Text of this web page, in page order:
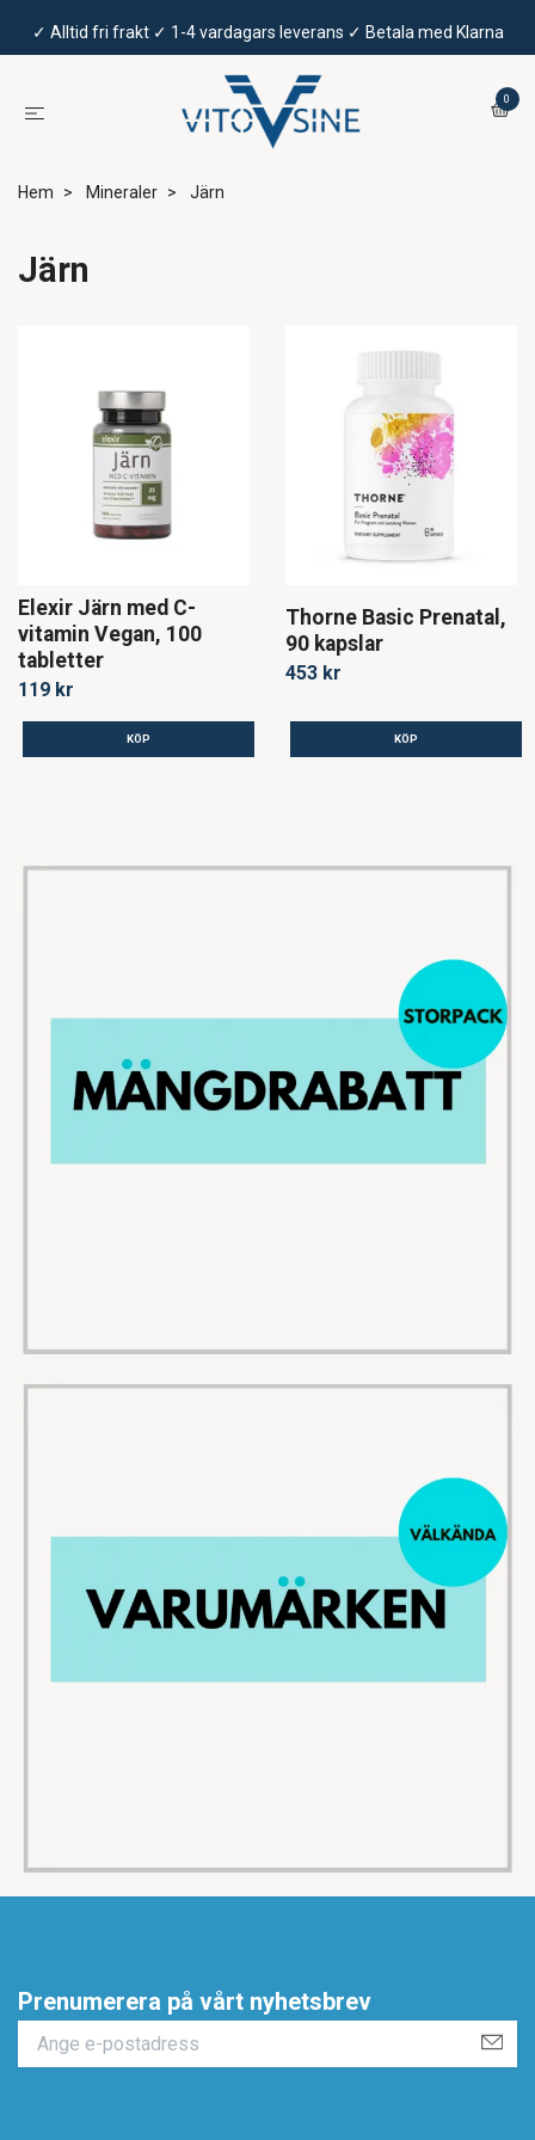
✓ Alltid fri frakt ✓ 1-4 vardagars leverans ✓ Betala med Klarna
0
Hem Mineraler Järn
Järn
Elexir Järn med C-
vitamin Vegan, 100
tabletter
119 kr
Thorne Basic Prenatal,
90 kapslar
453 kr
Prenumerera på vårt nyhetsbrev